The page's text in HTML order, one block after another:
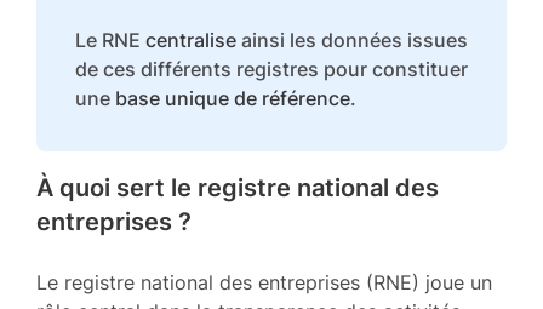
Le RNE centralise ainsi les données issues
de ces différents registres pour constituer
une base unique de référence.
À quoi sert le registre national des
entreprises ?
Le registre national des entreprises (RNE) joue un